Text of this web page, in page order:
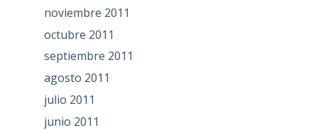
noviembre 2011
octubre 2011
septiembre 2011
agosto 2011
julio 2011
junio 2011